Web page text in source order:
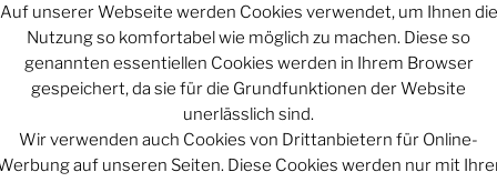
Webseiten
Auf unserer Webseite werden Cookies verwendet, um Ihnen die
Nutzung so komfortabel wie möglich zu machen. Diese so
genannten essentiellen Cookies werden in Ihrem Browser
gespeichert, da sie für die Grundfunktionen der Website
unerlässlich sind.
Wir verwenden auch Cookies von Drittanbietern für Online-
auf unseren Seiten. Diese Cookies werden nur mit